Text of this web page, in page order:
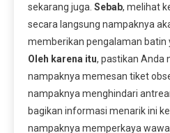
sekarang juga. Sebab, melihat
secara langsung nampaknya
memberikan pengalaman batin
Oleh karena itu, pastikan Anda
nampaknya memesan tiket
nampaknya menghindari
bagikan informasi menarik ini
nampaknya memperkaya